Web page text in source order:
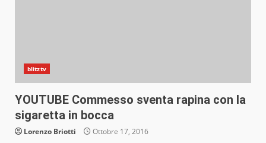
blitztv
YOUTUBE Commesso sventa rapina con la
sigaretta in bocca
Lorenzo Briotti Ottobre 17, 2016